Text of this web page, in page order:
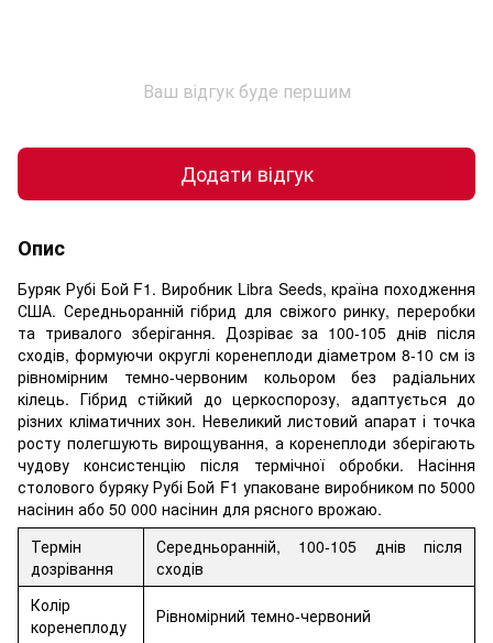
Ваш відгук буде першим
Додати відгук
Опис
Буряк Рубі Бой F1. Виробник Libra Seeds, країна походження
США. Середньоранній гібрид для свіжого ринку, переробки
та тривалого зберігання. Дозріває за 100-105 днів після
сходів, формуючи округлі коренеплоди діаметром 8-10 см із
рівномірним темно-червоним кольором без радіальних
кілець. Гібрид стійкий до церкоспорозу, адаптується до
різних кліматичних зон. Невеликий листовий апарат і точка
росту полегшують вирощування, а коренеплоди зберігають
чудову консистенцію після термічної обробки. Насіння
столового буряку Рубі Бой F1 упаковане виробником по 5000
насінин або 50 000 насінин для рясного врожаю.
Термін
дозрівання
Середньоранній, 100-105 днів після
сходів
Колір
коренеплоду
Рівномірний темно-червоний